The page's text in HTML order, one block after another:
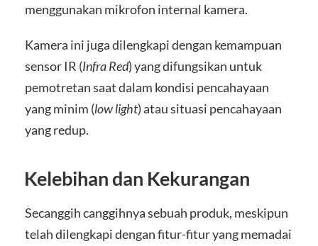
menggunakan mikrofon internal kamera.
Kamera ini juga dilengkapi dengan kemampuan
sensor IR (Infra Red) yang difungsikan untuk
pemotretan saat dalam kondisi pencahayaan
yang minim (low light) atau situasi pencahayaan
yang redup.
Kelebihan dan Kekurangan
Secanggih canggihnya sebuah produk, meskipun
telah dilengkapi dengan fitur-fitur yang memadai